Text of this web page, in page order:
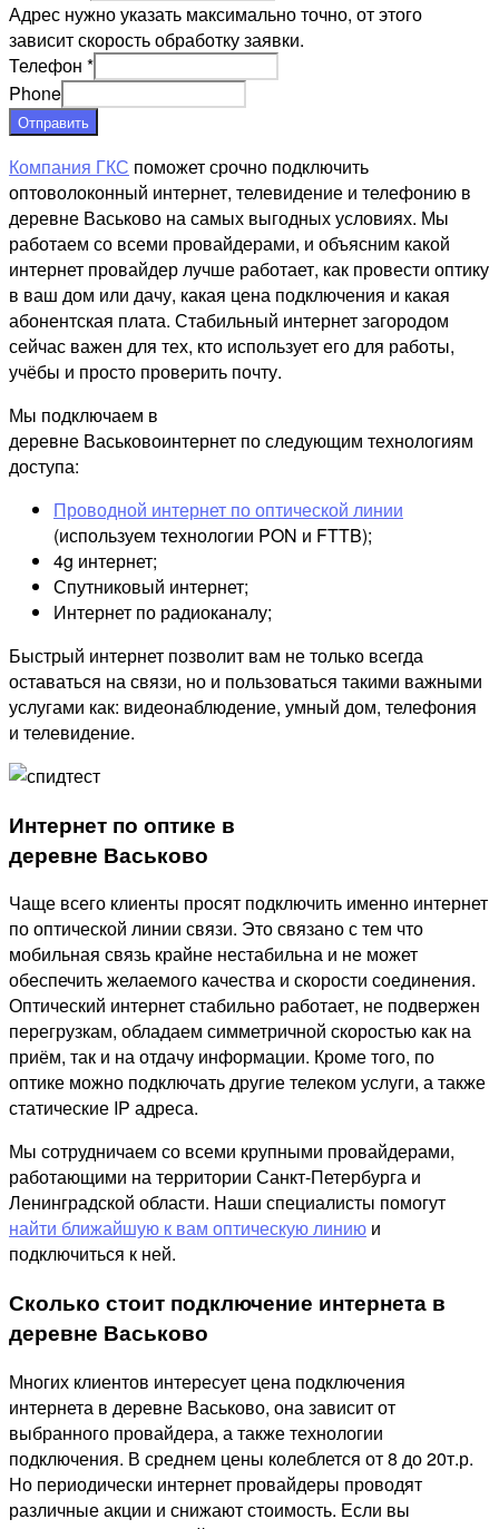
Адрес нужно указать максимально точно, от этого
зависит скорость обработку заявки.
Телефон *
Phone
Отправить
Компания ГКС поможет срочно подключить
оптоволоконный интернет, телевидение и телефонию в
деревне Васьково на самых выгодных условиях. Мы
работаем со всеми провайдерами, и объясним какой
интернет провайдер лучше работает, как провести оптику
в ваш дом или дачу, какая цена подключения и какая
абонентская плата. Стабильный интернет загородом
сейчас важен для тех, кто использует его для работы,
учёбы и просто проверить почту.
Мы подключаем в
деревне Васьковоинтернет по следующим технологиям
доступа:
Проводной интернет по оптической линии
(используем технологии PON и FTTB);
4g интернет;
Спутниковый интернет;
Интернет по радиоканалу;
Быстрый интернет позволит вам не только всегда
оставаться на связи, но и пользоваться такими важными
услугами как: видеонаблюдение, умный дом, телефония
и телевидение.
Интернет по оптике в
деревне Васьково
Чаще всего клиенты просят подключить именно интернет
по оптической линии связи. Это связано с тем что
мобильная связь крайне нестабильна и не может
обеспечить желаемого качества и скорости соединения.
Оптический интернет стабильно работает, не подвержен
перегрузкам, обладаем симметричной скоростью как на
приём, так и на отдачу информации. Кроме того, по
оптике можно подключать другие телеком услуги, а также
статические IP адреса.
Мы сотрудничаем со всеми крупными провайдерами,
работающими на территории Санкт-Петербурга и
Ленинградской области. Наши специалисты помогут
найти ближайшую к вам оптическую линию и
подключиться к ней.
Сколько стоит подключение интернета в
деревне Васьково
Многих клиентов интересует цена подключения
интернета в деревне Васьково, она зависит от
выбранного провайдера, а также технологии
подключения. В среднем цены колеблется от 8 до 20т.р.
Но периодически интернет провайдеры проводят
различные акции и снижают стоимость. Если вы